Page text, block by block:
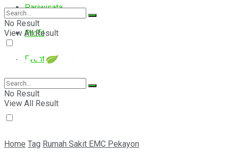
Pariwisata
Profil
Event
E-Magazine
No Result
View All Result
No Result
View All Result
Home Tag Rumah Sakit EMC Pekayon